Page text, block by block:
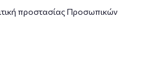
προστασίας Προσωπικών